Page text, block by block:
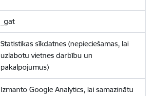
_gat
Statistikas sīkdatnes (nepieciešamas, lai
uzlabotu vietnes darbību un
pakalpojumus)
Izmanto Google Analytics, lai samazinātu